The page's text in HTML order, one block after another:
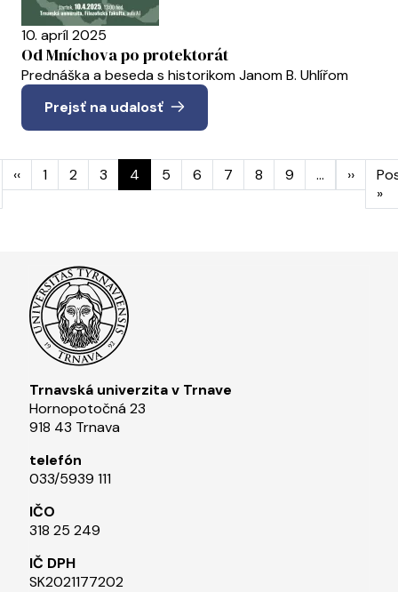
10. apríl 2025
Od Mníchova po protektorát
Prednáška a beseda s historikom Janom B. Uhlířom
Prejsť na udalosť
Stránkovanie
strana
‹‹Predchádzajúca strana
1 2 3 4 5 6 7 8 9 … ››Ďalšia
»
Trnavská univerzita v Trnave
Hornopotočná 23
918 43 Trnava
telefón
033/5939 111​
IČO
318 25 249
IČ DPH
SK2021177202​